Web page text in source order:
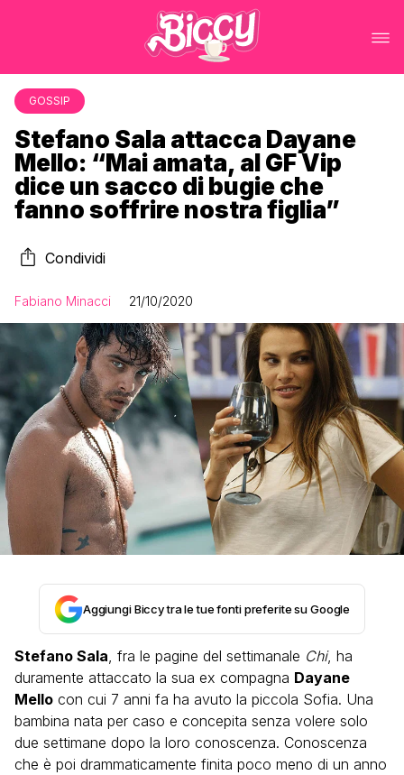
GOSSIP
Stefano Sala attacca Dayane
Mello: “Mai amata, al GF Vip
dice un sacco di bugie che
fanno soffrire nostra figlia”
Condividi
Fabiano Minacci 21/10/2020
Aggiungi Biccy tra le tue fonti preferite su Google
Stefano Sala, fra le pagine del settimanale Chi, ha
duramente attaccato la sua ex compagna Dayane
Mello con cui 7 anni fa ha avuto la piccola Sofia. Una
bambina nata per caso e concepita senza volere solo
due settimane dopo la loro conoscenza. Conoscenza
che è poi drammaticamente finita poco meno di un anno